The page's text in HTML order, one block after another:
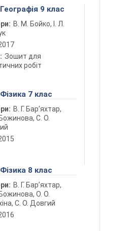
9 клас
В. М. Бойко, І. Л.
Зошит для
робіт
7 клас
В. Г. Бар’яхтар,
С. О.
8 клас
В. Г. Бар’яхтар,
О. О.
С. О. Довгий